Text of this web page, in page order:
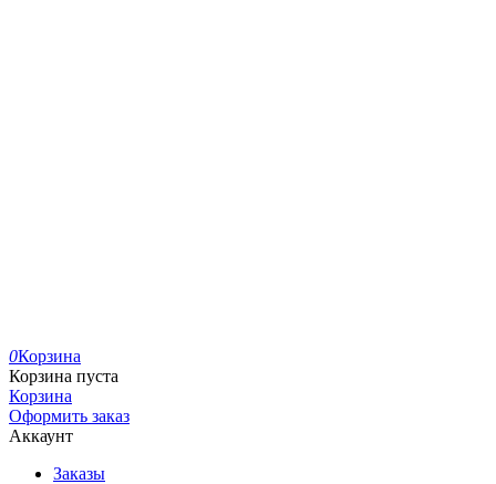
0Корзина
Корзина пуста
Корзина
Оформить заказ
Аккаунт
Заказы